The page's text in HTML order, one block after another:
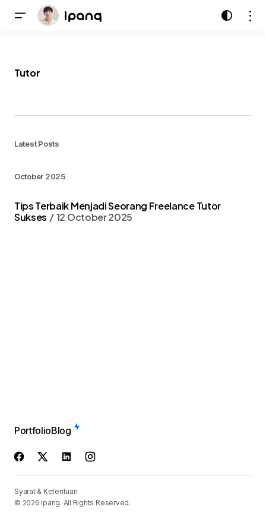
Tutor
Latest Posts
October 2025
Tips Terbaik Menjadi Seorang Freelance Tutor
Sukses
12 October 2025
PortfolioBlog
Syarat & Ketentuan
© 2026 Ipang. All Rights Reserved.